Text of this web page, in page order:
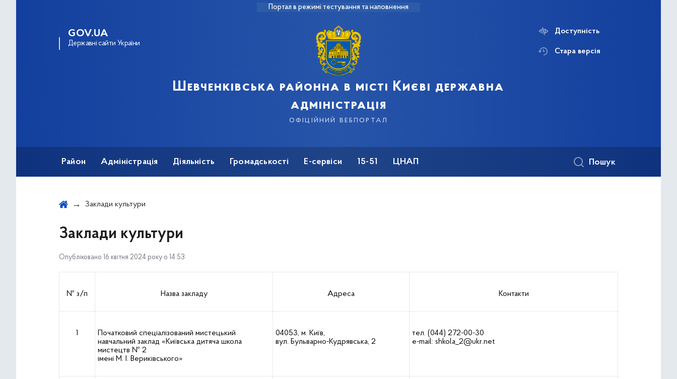
Портал в режимі тестування та наповнення
GOV.UA
Державні сайти України
Шевченківська районна в місті Києві державна
адміністрація
офіційний вебпортал
Доступність
Стара версія
Район Адміністрація Діяльність Громадськості Е-сервіси 15-51 ЦНАП Пошук
Заклади культури
Заклади культури
Опубліковано 16 квітня 2024 року о 14:53
№ з/п Назва закладу Адреса Контакти
1
Початковий спеціалізований мистецький
навчальний заклад «Київська дитяча школа
мистецтв № 2
імені М. І. Вериківського»
04053, м. Київ,
вул. Бульварно-Кудрявська, 2
тел. (044) 272-00-30
e-mail: shkola_2@ukr.net